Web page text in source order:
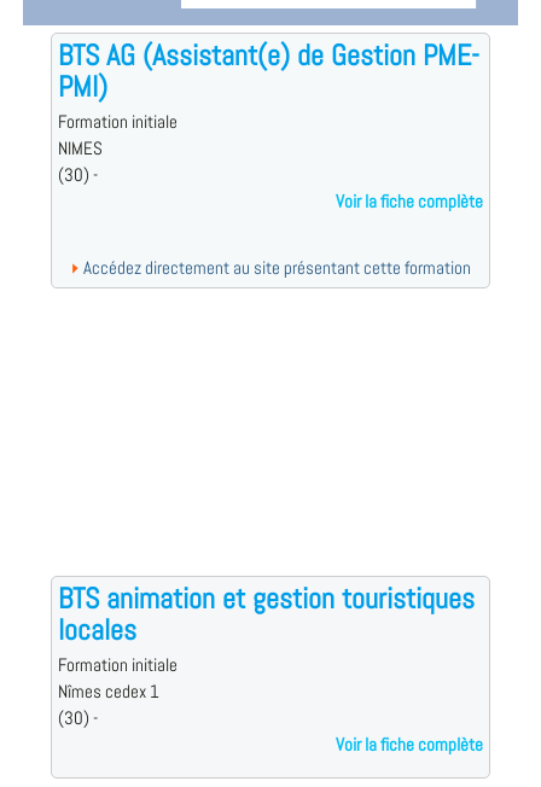
BTS AG (Assistant(e) de Gestion PME-
PMI)
Formation initiale
NIMES
(30) -
Voir la fiche complète
Accédez directement au site présentant cette formation
BTS animation et gestion touristiques
locales
Formation initiale
Nîmes cedex 1
(30) -
Voir la fiche complète